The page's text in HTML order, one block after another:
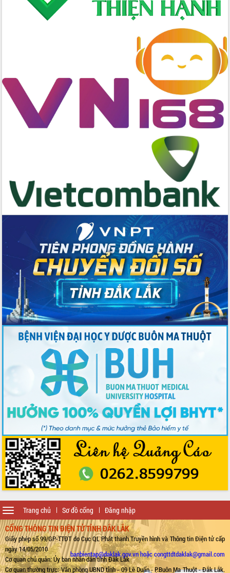
Trang chủ Sơ đồ cổng Đăng nhập
Toggle
navigation
CỔNG THÔNG TIN ĐIỆN TỬ TỈNH ĐẮK LẮK
Giấy phép số 99/GP-TTĐT do Cục QL Phát thanh Truyền hình và Thông tin Điện tử cấp
ngày 14/05/2010
Cơ quan chủ quản: Ủy ban nhân dân tỉnh Đắk Lắk
Cơ quan thường trực: Văn phòng UBND tỉnh - 09 Lê Duẩn - P.Buôn Ma Thuột - Đắk Lắk.
banbientap@daklak.gov.vn hoặc congttdtdaklak@gmail.com